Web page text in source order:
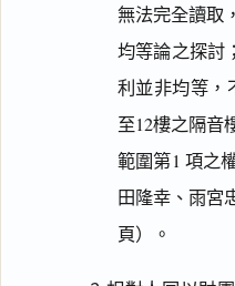
無法完全讀取
均等論之探討
利並非均等，
至12樓之隔音
範圍第1 項之
田隆幸、雨宮
頁）。